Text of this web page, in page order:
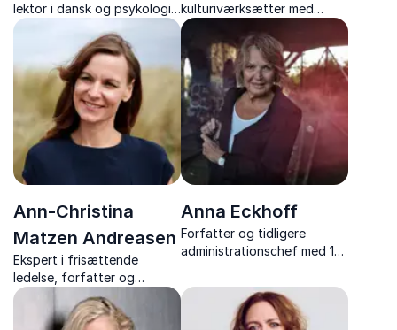
lektor i dansk og psykologi.
Ann E. Knudsen formidler
neuropsykologi og
pædagogik med indsigt og
humor.
kulturiværksætter med
mange års erfaring fra tv,
medier og live-scener.
Ann-Christina
Matzen Andreasen
Ekspert i frisættende
ledelse, forfatter og
inspirerende
foredragsholder
Anna Eckhoff
Forfatter og tidligere
administrationschef med 15
brændpunkter, formidler
ærlige og stærke
fortællinger, der rører,